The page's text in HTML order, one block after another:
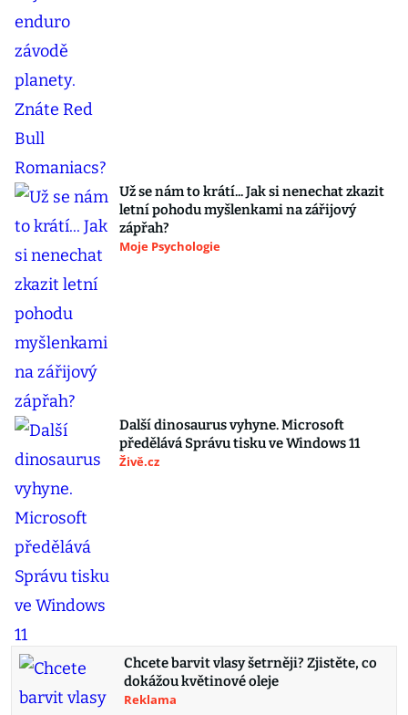
Už se nám to krátí... Jak si nenechat zkazit
letní pohodu myšlenkami na zářijový
zápřah?
Moje Psychologie
Další dinosaurus vyhyne. Microsoft
předělává Správu tisku ve Windows 11
Živě.cz
Chcete barvit vlasy šetrněji? Zjistěte, co
dokážou květinové oleje
Reklama